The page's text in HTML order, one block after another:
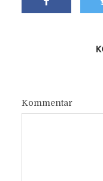
Kommentar